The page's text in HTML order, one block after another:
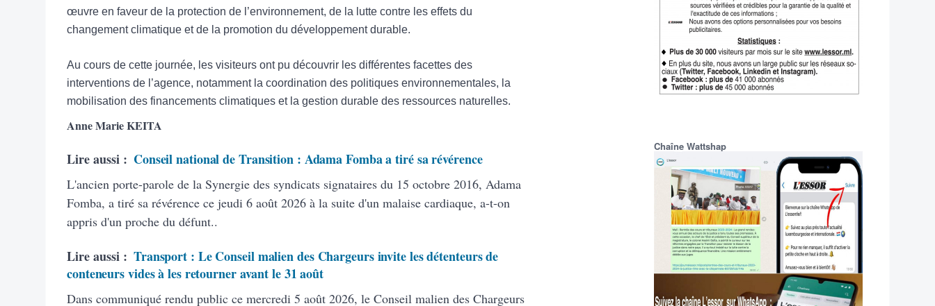
œuvre en faveur de la protection de l’environnement, de la lutte contre les effets du
changement climatique et de la promotion du développement durable.
Au cours de cette journée, les visiteurs ont pu découvrir les différentes facettes des
interventions de l’agence, notamment la coordination des politiques environnementales, la
mobilisation des financements climatiques et la gestion durable des ressources naturelles.
Anne Marie KEITA
Lire aussi : Conseil national de Transition : Adama Fomba a tiré sa révérence
L'ancien porte-parole de la Synergie des syndicats signataires du 15 octobre 2016, Adama
Fomba, a tiré sa révérence ce jeudi 6 août 2026 à la suite d'un malaise cardiaque, a-t-on
appris d'un proche du défunt..
Lire aussi : Transport : Le Conseil malien des Chargeurs invite les détenteurs de
conteneurs vides à les retourner avant le 31 août
Dans communiqué rendu public ce mercredi 5 août 2026, le Conseil malien des Chargeurs
Chaîne Wattshap